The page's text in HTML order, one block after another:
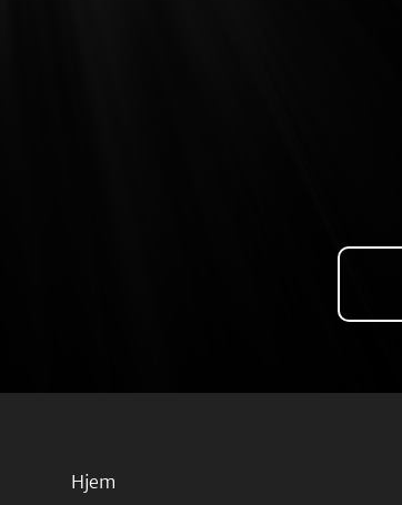
Hjem